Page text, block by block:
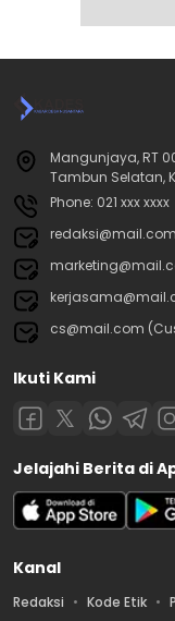
Mangunjaya, RT
Tambun Selatan,
Phone: 021 xxx xxxx
cs@mail.com
Ikuti Kami
Jelajahi Berita di
Kanal
Redaksi Kode Etik